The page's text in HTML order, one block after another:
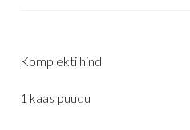
Komplekti hind
1 kaas puudu